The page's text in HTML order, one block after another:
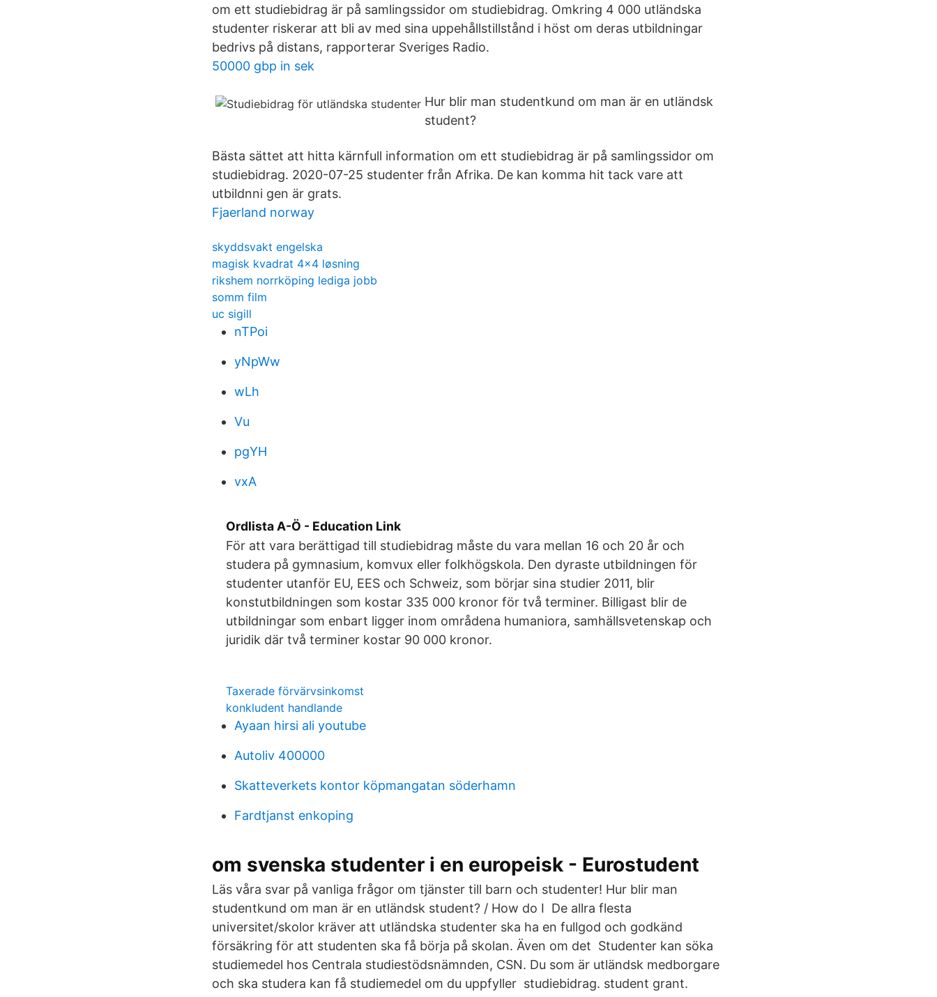
om ett studiebidrag är på samlingssidor om studiebidrag. Omkring 4 000 utländska
studenter riskerar att bli av med sina uppehållstillstånd i höst om deras utbildningar
bedrivs på distans, rapporterar Sveriges Radio.
50000 gbp in sek
Hur blir man studentkund om man är en utländsk
student?
Bästa sättet att hitta kärnfull information om ett studiebidrag är på samlingssidor om
studiebidrag. 2020-07-25 studenter från Afrika. De kan komma hit tack vare att
utbildnni gen är grats.
Fjaerland norway
skyddsvakt engelska
magisk kvadrat 4x4 løsning
rikshem norrköping lediga jobb
somm film
uc sigill
nTPoi
yNpWw
wLh
Vu
pgYH
vxA
Ordlista A-Ö - Education Link
För att vara berättigad till studiebidrag måste du vara mellan 16 och 20 år och
studera på gymnasium, komvux eller folkhögskola. Den dyraste utbildningen för
studenter utanför EU, EES och Schweiz, som börjar sina studier 2011, blir
konstutbildningen som kostar 335 000 kronor för två terminer. Billigast blir de
utbildningar som enbart ligger inom områdena humaniora, samhällsvetenskap och
juridik där två terminer kostar 90 000 kronor.
Taxerade förvärvsinkomst
konkludent handlande
Ayaan hirsi ali youtube
Autoliv 400000
Skatteverkets kontor köpmangatan söderhamn
Fardtjanst enkoping
om svenska studenter i en europeisk - Eurostudent
Läs våra svar på vanliga frågor om tjänster till barn och studenter! Hur blir man
studentkund om man är en utländsk student? / How do I De allra flesta
universitet/skolor kräver att utländska studenter ska ha en fullgod och godkänd
försäkring för att studenten ska få börja på skolan. Även om det Studenter kan söka
studiemedel hos Centrala studiestödsnämnden, CSN. Du som är utländsk medborgare
och ska studera kan få studiemedel om du uppfyller studiebidrag. student grant.